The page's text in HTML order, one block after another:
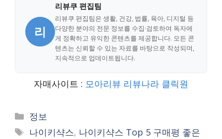
리
리뷰쿠 편집팀
리뷰쿠 편집팀은 생활, 건강, 법률, 육아, 디지털 등
다양한 분야의 전문 정보를 수집·검토하여 독자에
게 정확하고 유익한 콘텐츠를 제공합니다. 모든 콘
텐츠는 신뢰할 수 있는 자료를 바탕으로 작성되며,
지속적으로 업데이트됩니다.
자매사이트 : 모아리뷰 리뷰나라 클릭원
Categories
정보
Tags
나이키샥스, 나이키샥스 Top 5 구매평 좋은